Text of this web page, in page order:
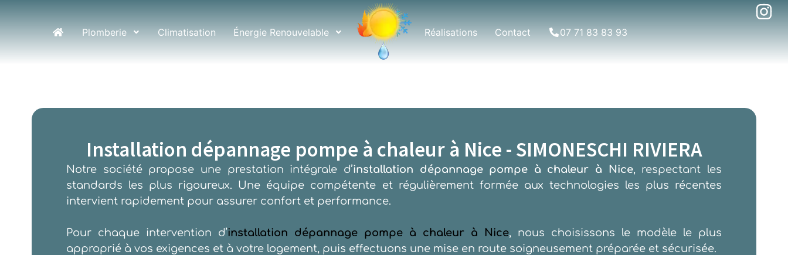
Plomberie Climatisation Énergie Renouvelable Réalisations Contact 07 71 83 83 93
Installation dépannage pompe à chaleur à Nice - SIMONESCHI RIVIERA
Notre société propose une prestation intégrale d’installation dépannage pompe à chaleur à Nice, respectant les
standards les plus rigoureux. Une équipe compétente et régulièrement formée aux technologies les plus récentes
intervient rapidement pour assurer confort et performance.
Pour chaque intervention d’installation dépannage pompe à chaleur à Nice, nous choisissons le modèle le plus
approprié à vos exigences et à votre logement, puis effectuons une mise en route soigneusement préparée et sécurisée.